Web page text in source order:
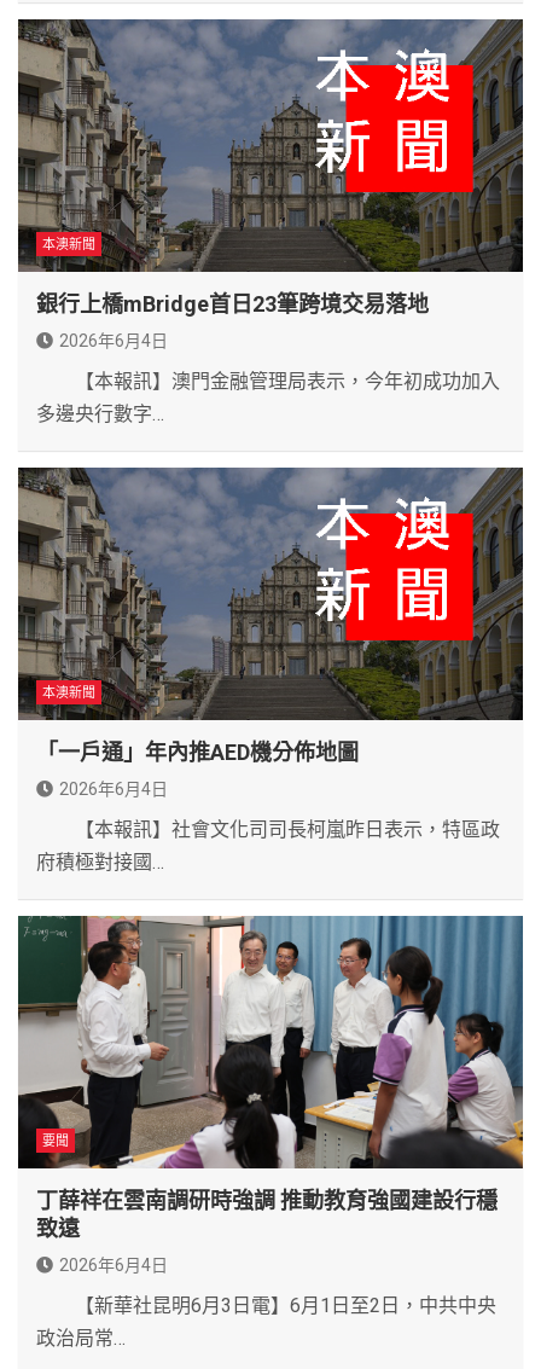
本澳新聞
銀行上橋mBridge首日23筆跨境交易落地
2026年6月4日
【本報訊】澳門金融管理局表示，今年初成功加入
多邊央行數字…
本澳新聞
「一戶通」年內推AED機分佈地圖
2026年6月4日
【本報訊】社會文化司司長柯嵐昨日表示，特區政
府積極對接國…
要聞
丁薛祥在雲南調研時強調 推動教育強國建設行穩
致遠
2026年6月4日
【新華社昆明6月3日電】6月1日至2日，中共中央
政治局常…